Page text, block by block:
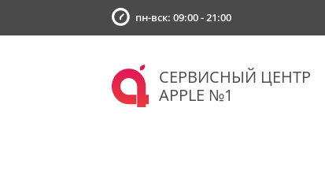
пн-вск: 09:00 - 21:00
СЕРВИСНЫЙ ЦЕНТР
APPLE №1